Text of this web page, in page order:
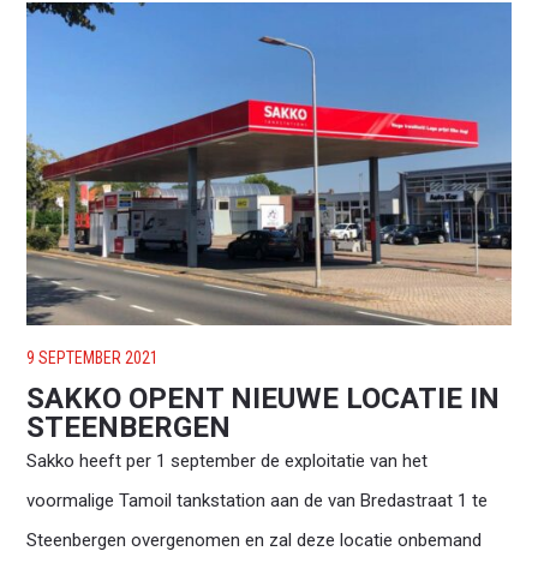
9 SEPTEMBER 2021
SAKKO OPENT NIEUWE LOCATIE IN
STEENBERGEN
Sakko heeft per 1 september de exploitatie van het
voormalige Tamoil tankstation aan de van Bredastraat 1 te
Steenbergen overgenomen en zal deze locatie onbemand